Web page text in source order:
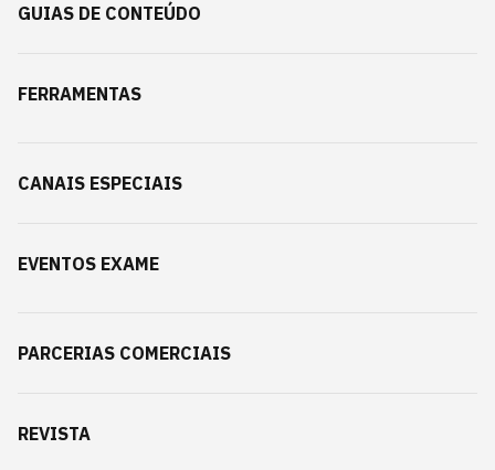
GUIAS DE CONTEÚDO
FERRAMENTAS
CANAIS ESPECIAIS
EVENTOS EXAME
PARCERIAS COMERCIAIS
REVISTA